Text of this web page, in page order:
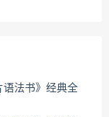
语法书》经典全